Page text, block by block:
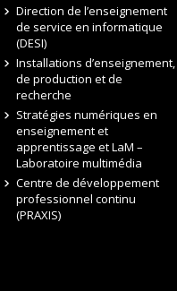
Direction de l’enseignement
de service en informatique
(DESI)
Installations d’enseignement,
de production et de
recherche
Stratégies numériques en
enseignement et
apprentissage et LaM –
Laboratoire multimédia
Centre de développement
professionnel continu
(PRAXIS)